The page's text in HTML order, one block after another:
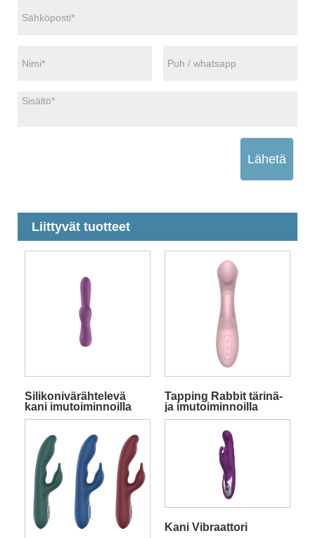
Lähetä
Liittyvät tuotteet
Silikonivärähtelevä
kani imutoiminnoilla
Tapping Rabbit tärinä-
ja imutoiminnoilla
Kani Vibraattori